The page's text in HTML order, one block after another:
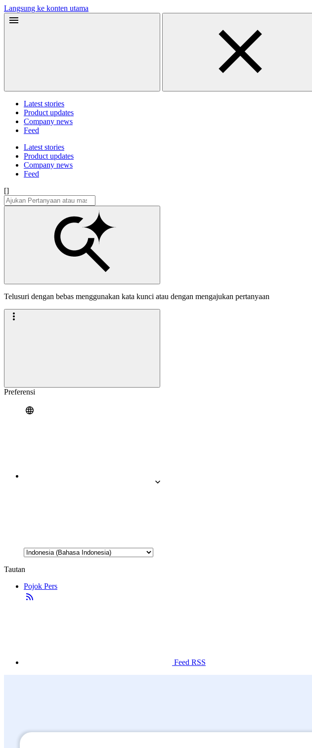
Langsung ke konten utama
Latest stories
Product updates
Company news
Feed
Latest stories
Product updates
Company news
Feed
[]
Telusuri dengan bebas menggunakan kata kunci atau dengan mengajukan pertanyaan
Preferensi
Tautan
Pojok Pers
Feed RSS